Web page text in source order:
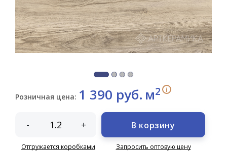
Розничная цена: 1 390 руб. м2 i
- +
Отгружается коробками
В корзину
Запросить оптовую цену